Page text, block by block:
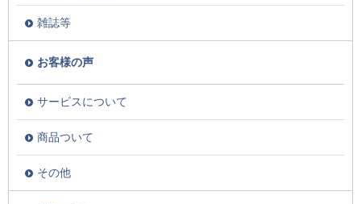
雑誌等
お客様の声
サービスについて
商品ついて
その他